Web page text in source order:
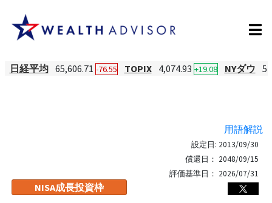
日経平均 65,606.71 -76.55 TOPIX 4,074.93 +19.08 NYダウ
用語解説
NISA成長投資枠
設定日: 2013/09/30
償還日： 2048/09/15
評価基準日： 2026/07/31